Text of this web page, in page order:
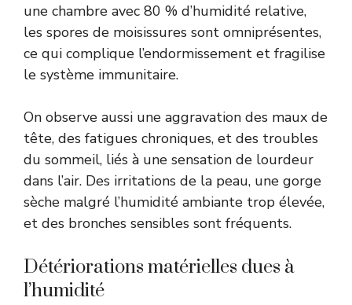
une chambre avec 80 % d’humidité relative,
les spores de moisissures sont omniprésentes,
ce qui complique l’endormissement et fragilise
le système immunitaire.
On observe aussi une aggravation des maux de
tête, des fatigues chroniques, et des troubles
du sommeil, liés à une sensation de lourdeur
dans l’air. Des irritations de la peau, une gorge
sèche malgré l’humidité ambiante trop élevée,
et des bronches sensibles sont fréquents.
Détériorations matérielles dues à
l’humidité